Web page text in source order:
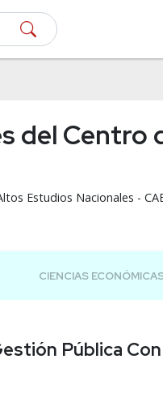
del Centro
Estudios Nacionales -
Pública